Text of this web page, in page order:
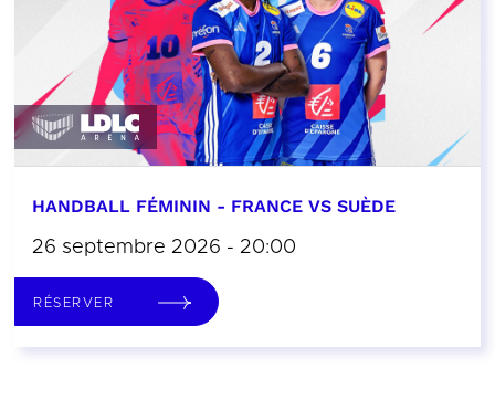
HANDBALL FÉMININ - FRANCE VS SUÈDE
26 septembre 2026 - 20:00
RÉSERVER